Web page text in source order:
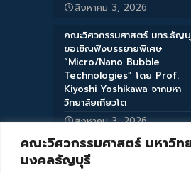
คณะวิศวกรรมศาสตร์ มหาวิท
มงคลธัญบุรี
สิงหาคม 3, 2026
คณะวิศวกรรมศาสตร์ มทร.ธัญ
ขอเชิญฟังบรรยายพิเศษ
“Micro/Nano Bubble
Technologies” โดย Prof.
Kiyoshi Yoshikawa จากมหา
วิทยาลัยเกียวโต
สิงหาคม 3, 2026